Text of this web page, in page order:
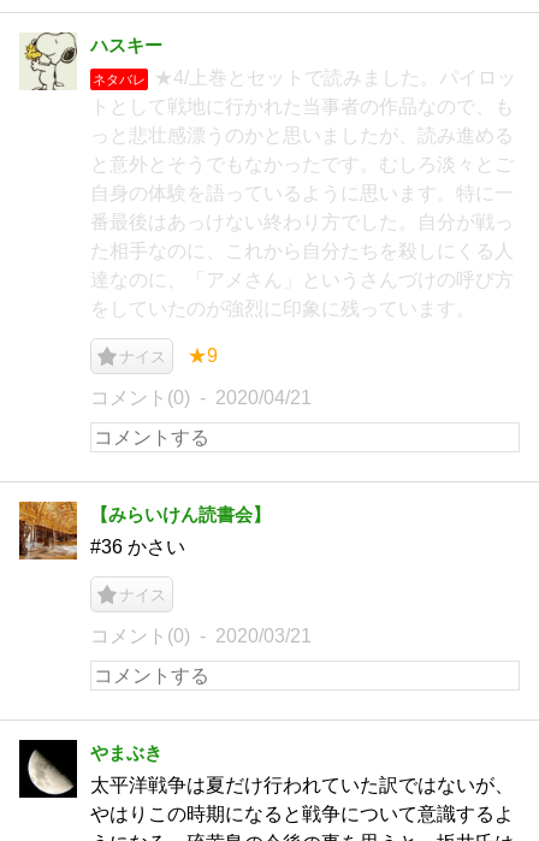
ハスキー
ネタバレ
★4/上巻とセットで読みました。パイロッ
トとして戦地に行かれた当事者の作品なので、も
っと悲壮感漂うのかと思いましたが、読み進める
と意外とそうでもなかったです。むしろ淡々とご
自身の体験を語っているように思います。特に一
番最後はあっけない終わり方でした。自分が戦っ
た相手なのに、これから自分たちを殺しにくる人
達なのに、「アメさん」というさんづけの呼び方
をしていたのが強烈に印象に残っています。
ナイス ★9
コメント(0) 2020/04/21
【みらいけん読書会】
#36 かさい
ナイス
コメント(0) 2020/03/21
やまぶき
太平洋戦争は夏だけ行われていた訳ではないが、
やはりこの時期になると戦争について意識するよ